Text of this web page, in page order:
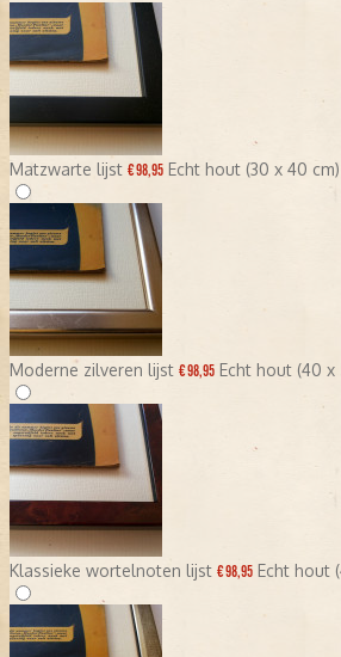
Matzwarte lijst € 98,95 Echt hout (30 x 40 cm)
Moderne zilveren lijst € 98,95 Echt hout (40 x
Klassieke wortelnoten lijst € 98,95 Echt hout